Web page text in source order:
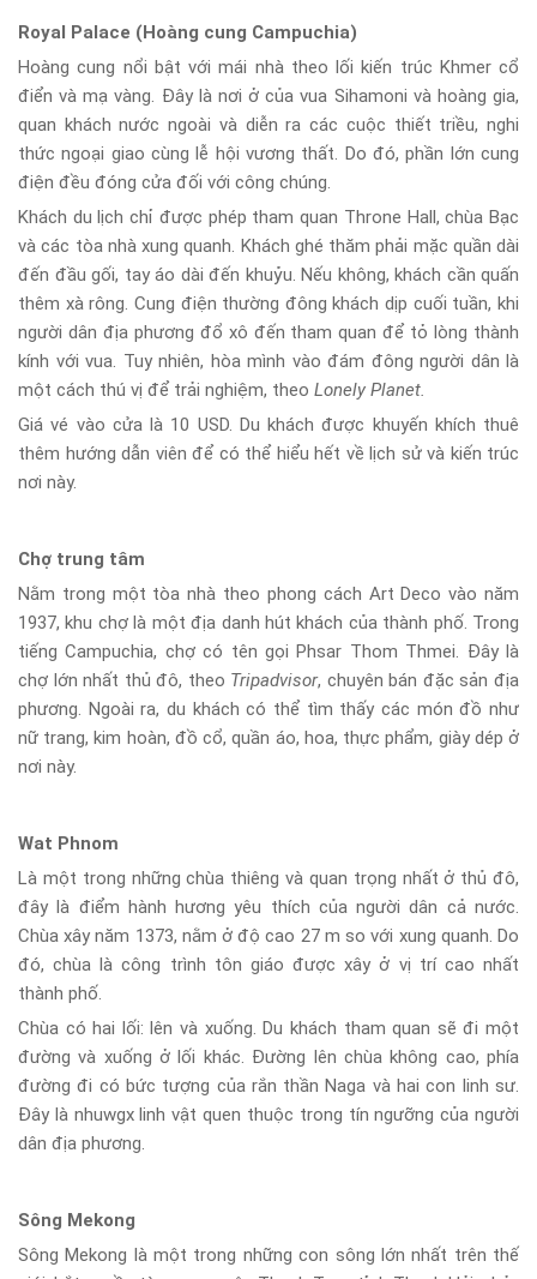
Royal Palace (Hoàng cung Campuchia)
Hoàng cung nổi bật với mái nhà theo lối kiến trúc Khmer cổ
điển và mạ vàng. Đây là nơi ở của vua Sihamoni và hoàng gia,
quan khách nước ngoài và diễn ra các cuộc thiết triều, nghi
thức ngoại giao cùng lễ hội vương thất. Do đó, phần lớn cung
điện đều đóng cửa đối với công chúng.
Khách du lịch chỉ được phép tham quan Throne Hall, chùa Bạc
và các tòa nhà xung quanh. Khách ghé thăm phải mặc quần dài
đến đầu gối, tay áo dài đến khuỷu. Nếu không, khách cần quấn
thêm xà rông. Cung điện thường đông khách dịp cuối tuần, khi
người dân địa phương đổ xô đến tham quan để tỏ lòng thành
kính với vua. Tuy nhiên, hòa mình vào đám đông người dân là
một cách thú vị để trải nghiệm, theo Lonely Planet.
Giá vé vào cửa là 10 USD. Du khách được khuyến khích thuê
thêm hướng dẫn viên để có thể hiểu hết về lịch sử và kiến trúc
nơi này.
Chợ trung tâm
Nằm trong một tòa nhà theo phong cách Art Deco vào năm
1937, khu chợ là một địa danh hút khách của thành phố. Trong
tiếng Campuchia, chợ có tên gọi Phsar Thom Thmei. Đây là
chợ lớn nhất thủ đô, theo Tripadvisor, chuyên bán đặc sản địa
phương. Ngoài ra, du khách có thể tìm thấy các món đồ như
nữ trang, kim hoàn, đồ cổ, quần áo, hoa, thực phẩm, giày dép ở
nơi này.
Wat Phnom
Là một trong những chùa thiêng và quan trọng nhất ở thủ đô,
đây là điểm hành hương yêu thích của người dân cả nước.
Chùa xây năm 1373, nằm ở độ cao 27 m so với xung quanh. Do
đó, chùa là công trình tôn giáo được xây ở vị trí cao nhất
thành phố.
Chùa có hai lối: lên và xuống. Du khách tham quan sẽ đi một
đường và xuống ở lối khác. Đường lên chùa không cao, phía
đường đi có bức tượng của rắn thần Naga và hai con linh sư.
Đây là nhuwgx linh vật quen thuộc trong tín ngưỡng của người
dân địa phương.
Sông Mekong
Sông Mekong là một trong những con sông lớn nhất trên thế